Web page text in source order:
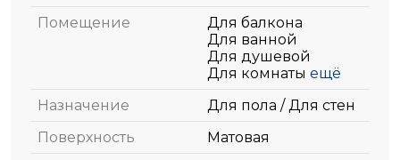
Помещение
Для балкона
Для ванной
Для душевой
Для комнаты ещё
Назначение
Для пола / Для стен
Поверхность
Матовая